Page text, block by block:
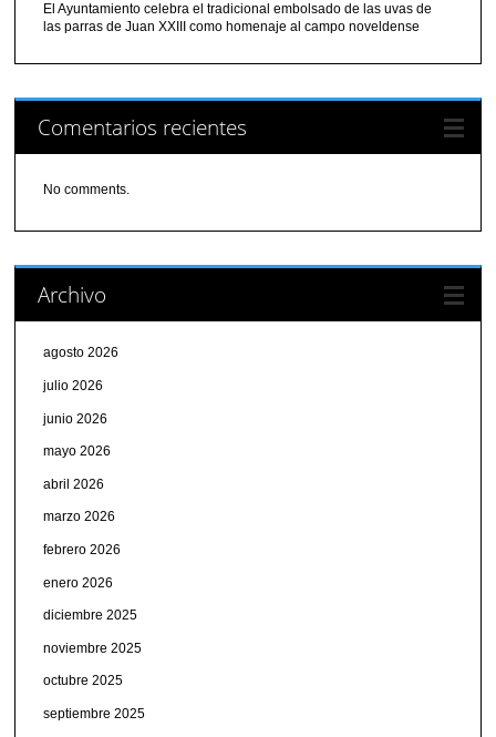
El Ayuntamiento celebra el tradicional embolsado de las uvas de
las parras de Juan XXIII como homenaje al campo noveldense
Comentarios recientes
No comments.
Archivo
agosto 2026
julio 2026
junio 2026
mayo 2026
abril 2026
marzo 2026
febrero 2026
enero 2026
diciembre 2025
noviembre 2025
octubre 2025
septiembre 2025